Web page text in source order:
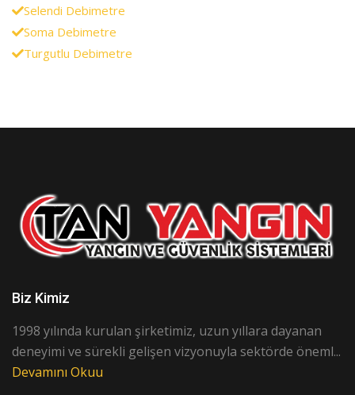
Selendi Debimetre
Soma Debimetre
Turgutlu Debimetre
Biz Kimiz
1998 yılında kurulan şirketimiz, uzun yıllara dayanan
deneyimi ve sürekli gelişen vizyonuyla sektörde öneml...
Devamını Okuu